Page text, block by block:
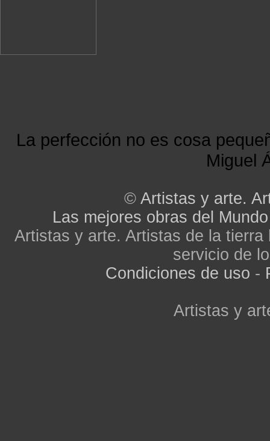
La perfección no es cosa
Miguel
© Artistas y arte.
Las mejores obras del Mundo
Artistas y arte. Artistas de la
servicio de
Condiciones de uso -
Artistas y